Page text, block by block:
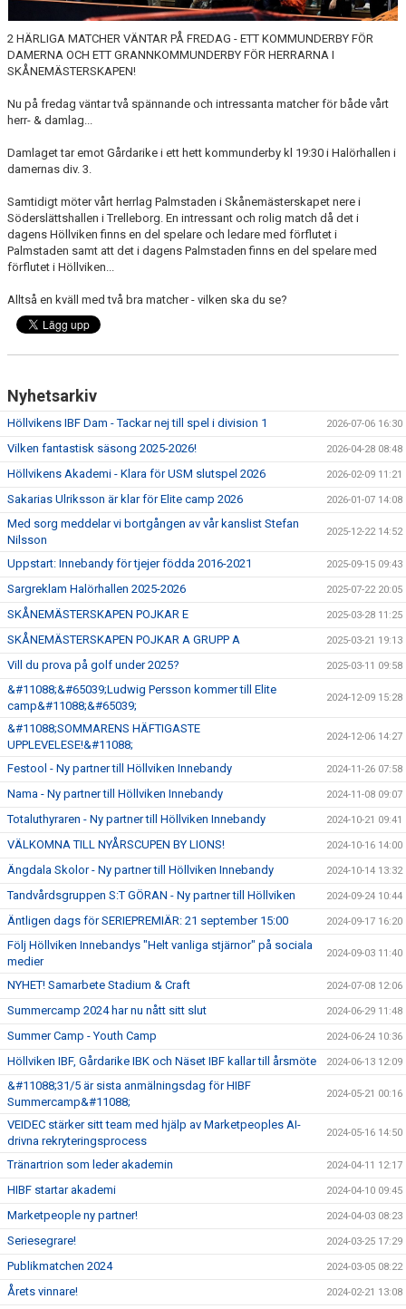
2 HÄRLIGA MATCHER VÄNTAR PÅ FREDAG - ETT KOMMUNDERBY FÖR
DAMERNA OCH ETT GRANNKOMMUNDERBY FÖR HERRARNA I
SKÅNEMÄSTERSKAPEN!
Nu på fredag väntar två spännande och intressanta matcher för både vårt
herr- & damlag...
Damlaget tar emot Gårdarike i ett hett kommunderby kl 19:30 i Halörhallen i
damernas div. 3.
Samtidigt möter vårt herrlag Palmstaden i Skånemästerskapet nere i
Söderslättshallen i Trelleborg. En intressant och rolig match då det i
dagens Höllviken finns en del spelare och ledare med förflutet i
Palmstaden samt att det i dagens Palmstaden finns en del spelare med
förflutet i Höllviken...
Alltså en kväll med två bra matcher - vilken ska du se?
Nyhetsarkiv
Höllvikens IBF Dam - Tackar nej till spel i division 1 2026-07-06 16:30
Vilken fantastisk säsong 2025-2026! 2026-04-28 08:48
Höllvikens Akademi - Klara för USM slutspel 2026 2026-02-09 11:21
Sakarias Ulriksson är klar för Elite camp 2026 2026-01-07 14:08
Med sorg meddelar vi bortgången av vår kanslist Stefan
Nilsson
2025-12-22 14:52
Uppstart: Innebandy för tjejer födda 2016-2021 2025-09-15 09:43
Sargreklam Halörhallen 2025-2026 2025-07-22 20:05
SKÅNEMÄSTERSKAPEN POJKAR E 2025-03-28 11:25
SKÅNEMÄSTERSKAPEN POJKAR A GRUPP A 2025-03-21 19:13
Vill du prova på golf under 2025? 2025-03-11 09:58
&#11088;&#65039;Ludwig Persson kommer till Elite
camp&#11088;&#65039;
2024-12-09 15:28
&#11088;SOMMARENS HÄFTIGASTE
UPPLEVELESE!&#11088;
2024-12-06 14:27
Festool - Ny partner till Höllviken Innebandy 2024-11-26 07:58
Nama - Ny partner till Höllviken Innebandy 2024-11-08 09:07
Totaluthyraren - Ny partner till Höllviken Innebandy 2024-10-21 09:41
VÄLKOMNA TILL NYÅRSCUPEN BY LIONS! 2024-10-16 14:00
Ängdala Skolor - Ny partner till Höllviken Innebandy 2024-10-14 13:32
Tandvårdsgruppen S:T GÖRAN - Ny partner till Höllviken 2024-09-24 10:44
Äntligen dags för SERIEPREMIÄR: 21 september 15:00 2024-09-17 16:20
Följ Höllviken Innebandys "Helt vanliga stjärnor" på sociala
medier
2024-09-03 11:40
NYHET! Samarbete Stadium & Craft 2024-07-08 12:06
Summercamp 2024 har nu nått sitt slut 2024-06-29 11:48
Summer Camp - Youth Camp 2024-06-24 10:36
Höllviken IBF, Gårdarike IBK och Näset IBF kallar till årsmöte 2024-06-13 12:09
&#11088;31/5 är sista anmälningsdag för HIBF
Summercamp&#11088;
2024-05-21 00:16
VEIDEC stärker sitt team med hjälp av Marketpeoples AI-
drivna rekryteringsprocess
2024-05-16 14:50
Tränartrion som leder akademin 2024-04-11 12:17
HIBF startar akademi 2024-04-10 09:45
Marketpeople ny partner! 2024-04-03 08:23
Seriesegrare! 2024-03-25 17:29
Publikmatchen 2024 2024-03-05 08:22
Årets vinnare! 2024-02-21 13:08